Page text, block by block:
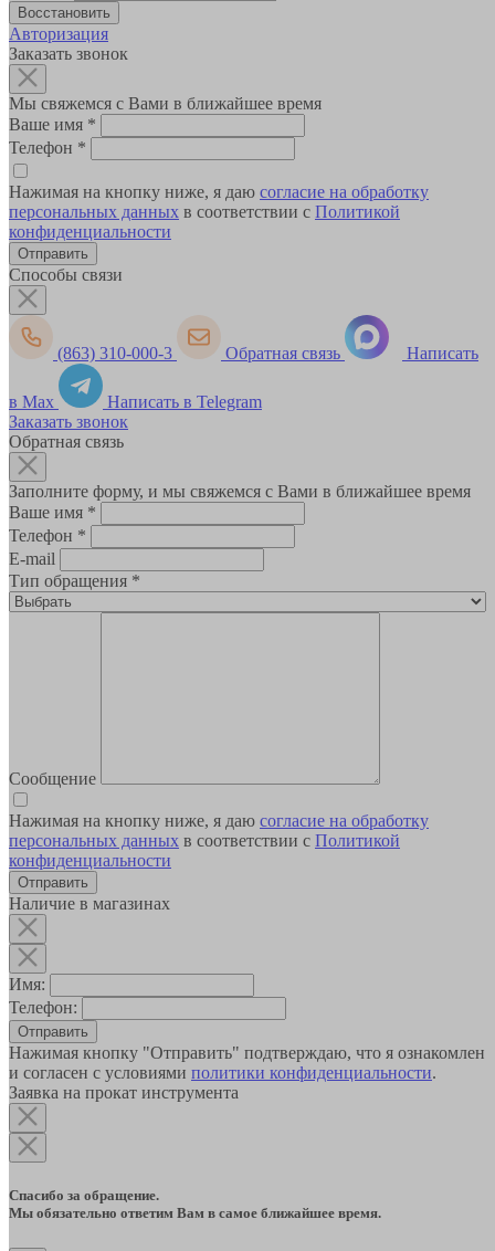
Авторизация
Заказать звонок
Мы свяжемся с Вами в ближайшее время
Ваше имя *
Телефон *
Нажимая на кнопку ниже, я даю согласие на обработку
персональных данных в соответствии с Политикой
конфиденциальности
Способы связи
(863) 310-000-3 Обратная связь Написать
в Max
Написать в Telegram
Заказать звонок
Обратная связь
Заполните форму, и мы свяжемся с Вами в ближайшее время
Ваше имя *
Телефон *
E-mail
Тип обращения *
Сообщение
Нажимая на кнопку ниже, я даю согласие на обработку
персональных данных в соответствии с Политикой
конфиденциальности
Наличие в магазинах
Имя:
Телефон:
Отправить
Нажимая кнопку "Отправить" подтверждаю, что я ознакомлен
и согласен с условиями политики конфиденциальности.
Заявка на прокат инструмента
Спасибо за обращение.
Мы обязательно ответим Вам в самое ближайшее время.